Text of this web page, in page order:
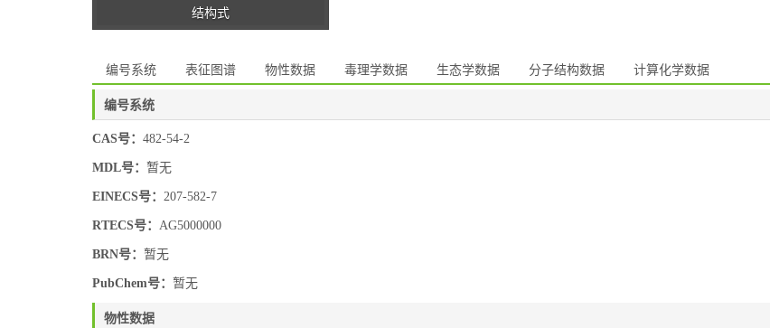
结构式
编号系统 表征图谱 物性数据 毒理学数据 生态学数据 分子结构数据 计算化学数据
编号系统
CAS号： 482-54-2
MDL号： 暂无
EINECS号： 207-582-7
RTECS号： AG5000000
BRN号： 暂无
PubChem号： 暂无
物性数据